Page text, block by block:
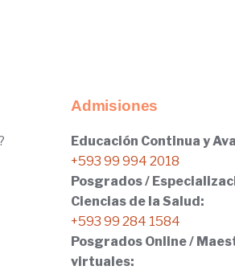
Admisiones
Educación Continua y
+593 99 994 2018
Posgrados /
Ciencias de la Salud:
+593 99 284 1584
Posgrados Online /
virtuales: